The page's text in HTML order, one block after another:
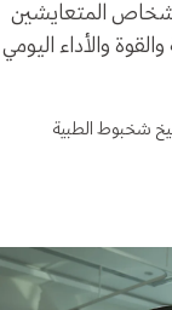
المتعايشين
والأداء اليومي
شخبوط الطبية